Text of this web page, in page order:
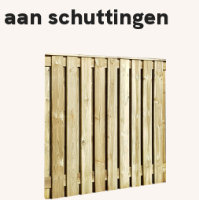
schuttingen